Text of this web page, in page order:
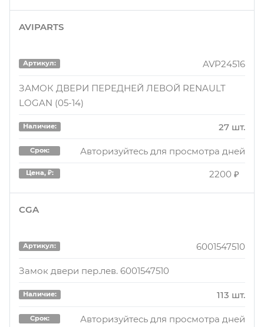
Артикул:
Срок: Авторизуйтесь для просмотра дней
Цена, ₽: 2180 ₽
AVIPARTS
Артикул: AVP24516
ЗАМОК ДВЕРИ ПЕРЕДНЕЙ ЛЕВОЙ RENAULT
LOGAN (05-14)
Наличие: 27 шт.
Срок: Авторизуйтесь для просмотра дней
Цена, ₽: 2200 ₽
CGA
Артикул: 6001547510
Замок двери пер.лев. 6001547510
Наличие: 113 шт.
Срок: Авторизуйтесь для просмотра дней